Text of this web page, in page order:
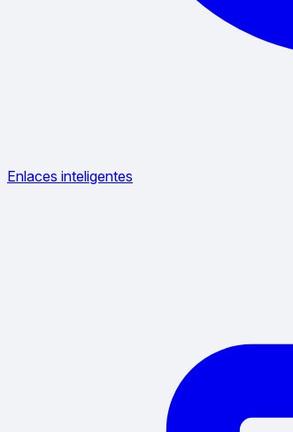
Enlaces inteligentes